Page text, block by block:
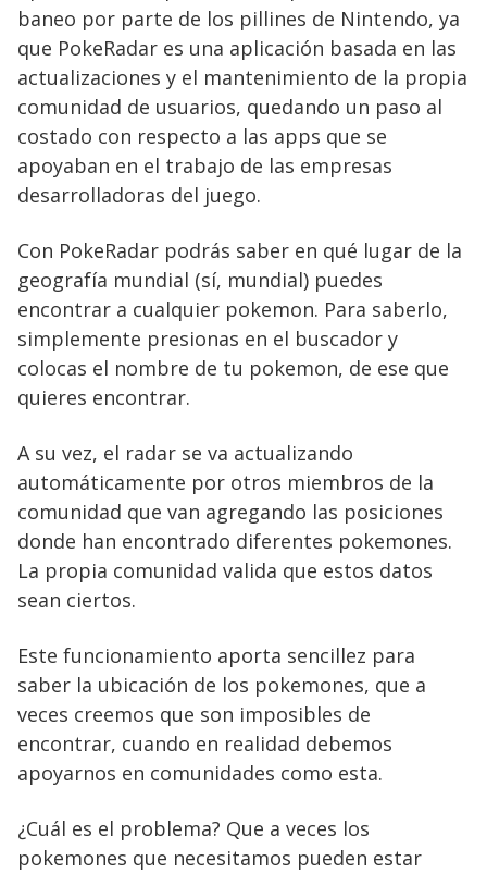
baneo por parte de los pillines de Nintendo, ya
que PokeRadar es una aplicación basada en las
actualizaciones y el mantenimiento de la propia
comunidad de usuarios, quedando un paso al
costado con respecto a las apps que se
apoyaban en el trabajo de las empresas
desarrolladoras del juego.
Con PokeRadar podrás saber en qué lugar de la
geografía mundial (sí, mundial) puedes
encontrar a cualquier pokemon. Para saberlo,
simplemente presionas en el buscador y
colocas el nombre de tu pokemon, de ese que
quieres encontrar.
A su vez, el radar se va actualizando
automáticamente por otros miembros de la
comunidad que van agregando las posiciones
donde han encontrado diferentes pokemones.
La propia comunidad valida que estos datos
sean ciertos.
Este funcionamiento aporta sencillez para
saber la ubicación de los pokemones, que a
veces creemos que son imposibles de
encontrar, cuando en realidad debemos
apoyarnos en comunidades como esta.
¿Cuál es el problema? Que a veces los
pokemones que necesitamos pueden estar